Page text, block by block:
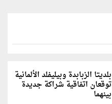
بلديتا الزبابدة وبيليفلد الألمانية
توقعان اتفاقية شراكة جديدة
بينهما